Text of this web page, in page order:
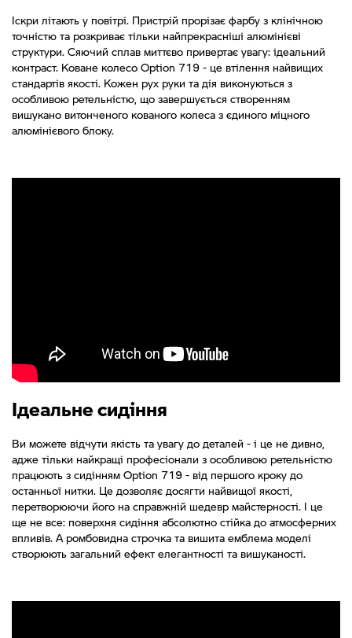
Іскри літають у повітрі. Пристрій прорізає фарбу з клінічною
точністю та розкриває тільки найпрекрасніші алюмінієві
структури. Сяючий сплав миттєво привертає увагу: ідеальний
контраст. Коване колесо Option 719 - це втілення найвищих
стандартів якості. Кожен рух руки та дія виконуються з
особливою ретельністю, що завершується створенням
вишукано витонченого кованого колеса з єдиного міцного
алюмінієвого блоку.
Ідеальне сидіння
Ви можете відчути якість та увагу до деталей - і це не дивно,
адже тільки найкращі професіонали з особливою ретельністю
працюють з сидінням Option 719 - від першого кроку до
останньої нитки. Це дозволяє досягти найвищої якості,
перетворюючи його на справжній шедевр майстерності. І це
ще не все: поверхня сидіння абсолютно стійка до атмосферних
впливів. А ромбовидна строчка та вишита емблема моделі
створюють загальний ефект елегантності та вишуканості.